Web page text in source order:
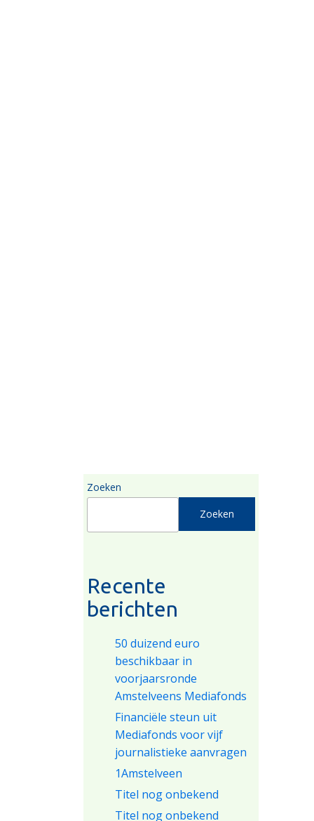
Zoeken
Zoeken
Recente
berichten
50 duizend euro
beschikbaar in
voorjaarsronde
Amstelveens Mediafonds
Financiële steun uit
Mediafonds voor vijf
journalistieke aanvragen
1Amstelveen
Titel nog onbekend
Titel nog onbekend